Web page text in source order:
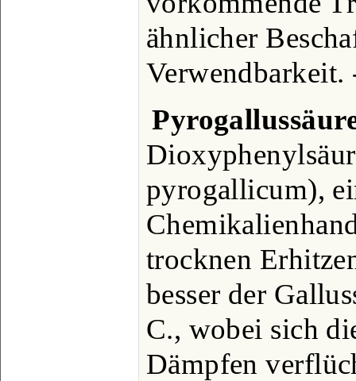
ähnlicher
pyrogallicum),
trocknen
besser der
C., wobei sich
Dämpfen